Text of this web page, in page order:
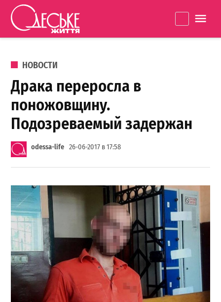
Перейти к содержанию
життя
ОПУБЛИКОВАНО В
НОВОСТИ
Драка переросла в
поножовщину.
Подозреваемый задержан
odessa-life 26-06-2017 в 17:58